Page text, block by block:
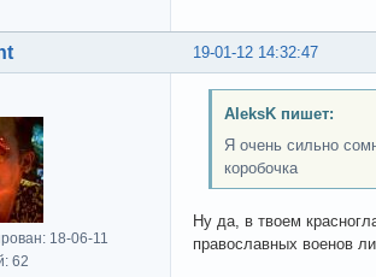
19-01-12 14:32:47
18-06-11
62
AleksK пишет:
Я очень сильно
коробочка
Ну да, в твоем
православных военов